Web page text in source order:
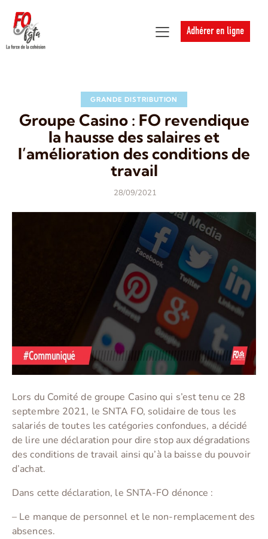
Adhérer en ligne
GRANDE DISTRIBUTION
Groupe Casino : FO revendique
la hausse des salaires et
l’amélioration des conditions de
travail
28/09/2021
Lors du Comité de groupe Casino qui s’est tenu ce 28
septembre 2021, le SNTA FO, solidaire de tous les
salariés de toutes les catégories confondues, a décidé
de lire une déclaration pour dire stop aux dégradations
des conditions de travail ainsi qu’à la baisse du pouvoir
d’achat.
Dans cette déclaration, le SNTA-FO dénonce :
– Le manque de personnel et le non-remplacement des
absences.